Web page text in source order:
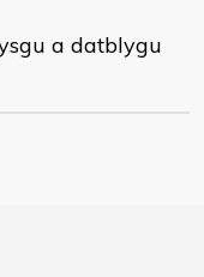
a datblygu